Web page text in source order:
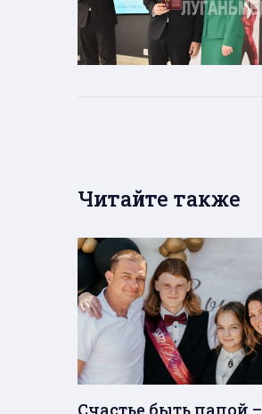
Читайте также